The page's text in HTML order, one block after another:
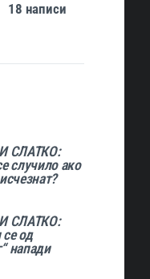
18 написи
СЛАТКО:
случило ако
СЛАТКО:
од
напади